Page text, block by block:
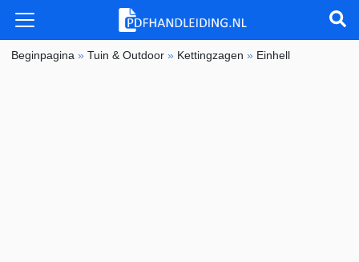
Beginpagina »Tuin & Outdoor » Kettingzagen » Einhell